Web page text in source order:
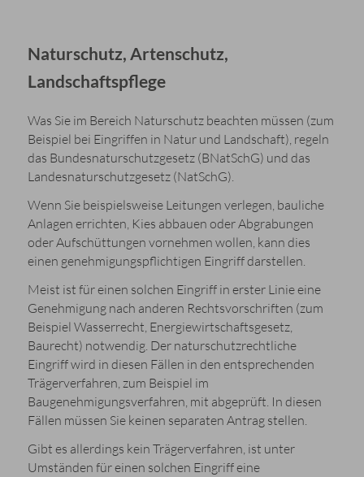
Naturschutz, Artenschutz,
Landschaftspflege
Was Sie im Bereich Naturschutz beachten müssen (zum
Beispiel bei Eingriffen in Natur und Landschaft), regeln
das Bundesnaturschutzgesetz (BNatSchG) und das
Landesnaturschutzgesetz (NatSchG).
Wenn Sie beispielsweise Leitungen verlegen, bauliche
Anlagen errichten, Kies abbauen oder Abgrabungen
oder Aufschüttungen vornehmen wollen, kann dies
einen genehmigungspflichtigen Eingriff darstellen.
Meist ist für einen solchen Eingriff in erster Linie eine
Genehmigung nach anderen Rechtsvorschriften (zum
Beispiel Wasserrecht, Energiewirtschaftsgesetz,
Baurecht) notwendig. Der naturschutzrechtliche
Eingriff wird in diesen Fällen in den entsprechenden
Trägerverfahren, zum Beispiel im
Baugenehmigungsverfahren, mit abgeprüft. In diesen
Fällen müssen Sie keinen separaten Antrag stellen.
Gibt es allerdings kein Trägerverfahren, ist unter
Umständen für einen solchen Eingriff eine